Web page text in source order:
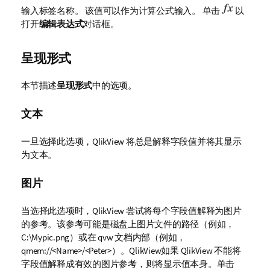
输入标签名称。 该值可以作为计算公式输入。 单击
以
打开编辑表达式对话框。
呈现形式
本节描述呈现形式中的选项。
文本
一旦选择此选项，QlikView 将总是解释字段值并将其显示
为文本。
图片
当选择此选项时，QlikView 尝试将每个字段值解释为图片
的参考。该参考可能是磁盘上图片文件的路径（例如，
C:\Mypic.png）或在 qvw 文档内部（例如，
qmem://<Name>/<Peter>）。QlikView如果 QlikView 不能将
字段值解释成有效的图片参考，则将显示值本身。单击